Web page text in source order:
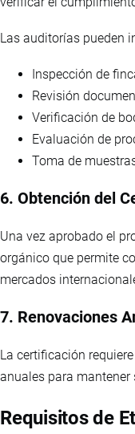
Las auditorías pueden
Inspección de
Revisión
Verificación de
Evaluación de
Toma de
6. Obtención del
Una vez aprobado el
orgánico que permite
mercados
7. Renovaciones
La certificación
anuales para mantener
Requisitos de